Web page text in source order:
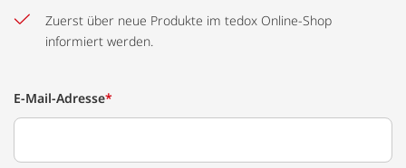
Zuerst über neue Produkte im tedox Online-Shop
informiert werden.
E-Mail-Adresse*